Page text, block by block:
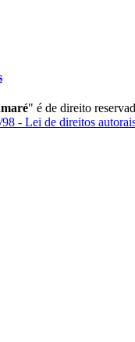
" é de direito
- Lei de direitos